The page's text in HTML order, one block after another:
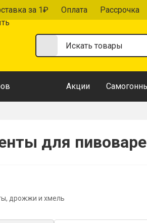
за 1₽ Оплата Рассрочка
Акции
для
дрожжи и хмель